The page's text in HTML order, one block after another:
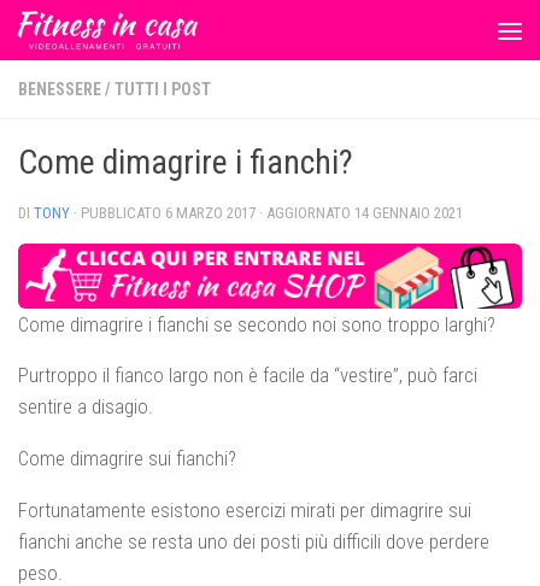
Salta al contenuto
BENESSERE/ TUTTI I POST
Come dimagrire i fianchi?
DI TONY · PUBBLICATO 6 MARZO 2017 · AGGIORNATO 14 GENNAIO 2021
Come dimagrire i fianchi se secondo noi sono troppo larghi?
Purtroppo il fianco largo non è facile da “vestire”, può farci
sentire a disagio.
Come dimagrire sui fianchi?
Fortunatamente esistono esercizi mirati per dimagrire sui
fianchi anche se resta uno dei posti più difficili dove perdere
peso.